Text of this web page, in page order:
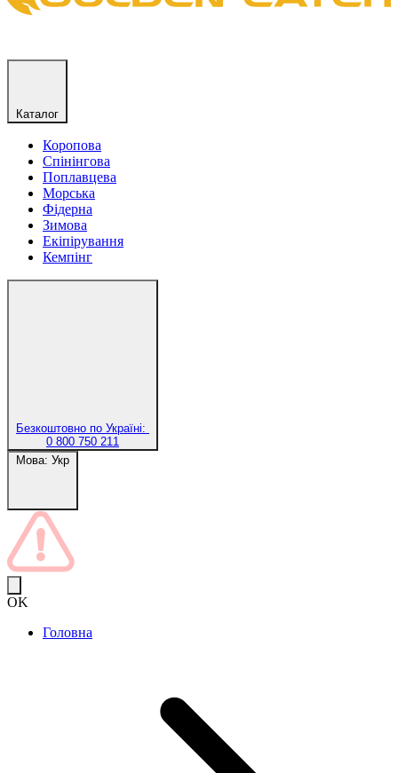
Каталог
Коропова
Спінінгова
Поплавцева
Морська
Фідерна
Зимова
Екіпірування
Кемпінг
Безкоштовно по Україні:
0 800 750 211
Мова: Укр
OK
Головна